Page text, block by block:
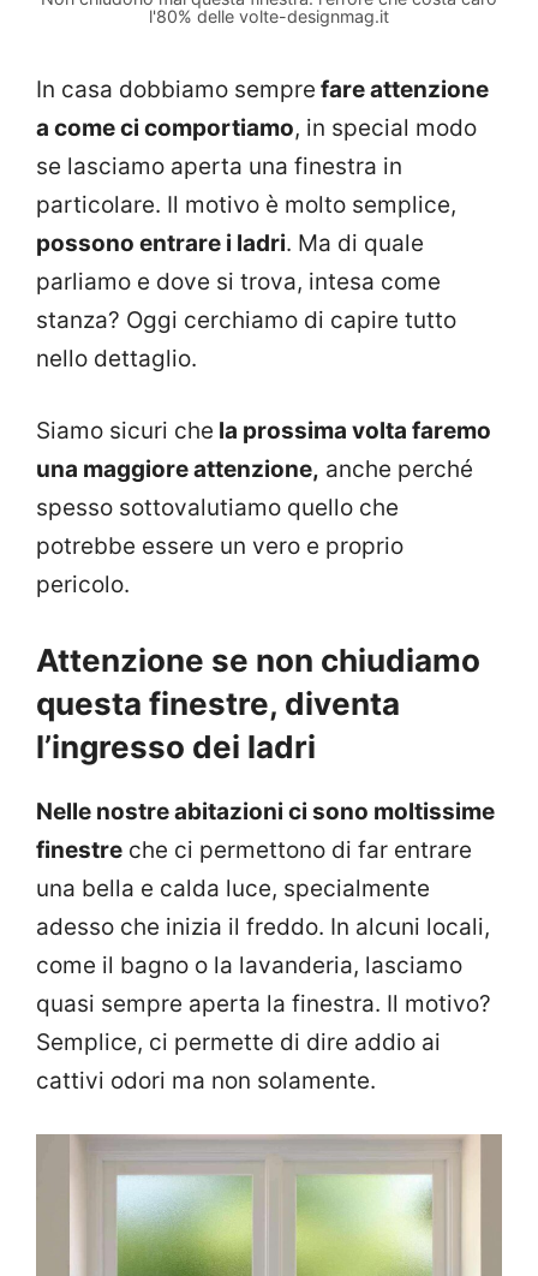
l'80% delle volte-designmag.it
In casa dobbiamo sempre fare attenzione
a come ci comportiamo, in special modo
se lasciamo aperta una finestra in
particolare. Il motivo è molto semplice,
possono entrare i ladri. Ma di quale
parliamo e dove si trova, intesa come
stanza? Oggi cerchiamo di capire tutto
nello dettaglio.
Siamo sicuri che la prossima volta faremo
una maggiore attenzione, anche perché
spesso sottovalutiamo quello che
potrebbe essere un vero e proprio
pericolo.
Attenzione se non chiudiamo
questa finestre, diventa
l’ingresso dei ladri
Nelle nostre abitazioni ci sono moltissime
finestre che ci permettono di far entrare
una bella e calda luce, specialmente
adesso che inizia il freddo. In alcuni locali,
come il bagno o la lavanderia, lasciamo
quasi sempre aperta la finestra. Il motivo?
Semplice, ci permette di dire addio ai
cattivi odori ma non solamente.